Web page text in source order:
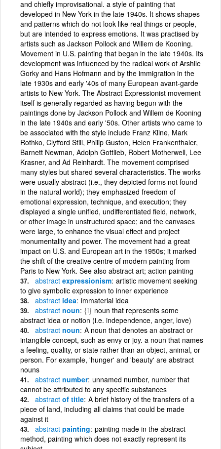
and chiefly improvisational. a style of painting that
developed in New York in the late 1940s. It shows shapes
and patterns which do not look like real things or people,
but are intended to express emotions. It was practised by
artists such as Jackson Pollock and Willem de Kooning.
Movement in U.S. painting that began in the late 1940s. Its
development was influenced by the radical work of Arshile
Gorky and Hans Hofmann and by the immigration in the
late 1930s and early '40s of many European avant-garde
artists to New York. The Abstract Expressionist movement
itself is generally regarded as having begun with the
paintings done by Jackson Pollock and Willem de Kooning
in the late 1940s and early '50s. Other artists who came to
be associated with the style include Franz Kline, Mark
Rothko, Clyfford Still, Philip Guston, Helen Frankenthaler,
Barnett Newman, Adolph Gottlieb, Robert Motherwell, Lee
Krasner, and Ad Reinhardt. The movement comprised
many styles but shared several characteristics. The works
were usually abstract (i.e., they depicted forms not found
in the natural world); they emphasized freedom of
emotional expression, technique, and execution; they
displayed a single unified, undifferentiated field, network,
or other image in unstructured space; and the canvases
were large, to enhance the visual effect and project
monumentality and power. The movement had a great
impact on U.S. and European art in the 1950s; it marked
the shift of the creative centre of modern painting from
Paris to New York. See also abstract art; action painting
abstract expressionism artistic movement seeking
to give symbolic expression to inner experience
abstract idea immaterial idea
abstract noun {i} noun that represents some
abstract idea or notion (i.e. independence, anger, love)
abstract noun A noun that denotes an abstract or
intangible concept, such as envy or joy. a noun that names
a feeling, quality, or state rather than an object, animal, or
person. For example, 'hunger' and 'beauty' are abstract
nouns
abstract number unnamed number, number that
cannot be attributed to any specific substances
abstract of title A brief history of the transfers of a
piece of land, including all claims that could be made
against it
abstract painting painting made in the abstract
method, painting which does not exactly represent its